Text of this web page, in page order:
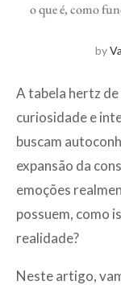
o que é, como
by
A tabela hertz
curiosidade e
buscam
expansão da
emoções
possuem, como
realidade?
Neste artigo,